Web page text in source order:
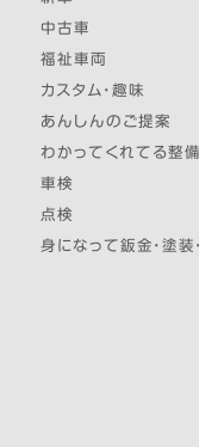
中古車
福祉車両
カスタム・趣味
あんしんのご提案
わかってくれてる整備
車検
点検
身になって鈑金・塗装